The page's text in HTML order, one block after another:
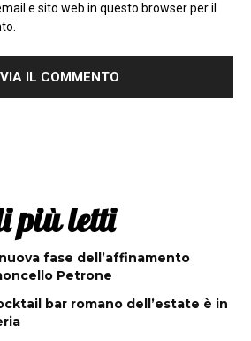
e sito web in questo browser per il
più letti
fase dell’affinamento
Petrone
bar romano dell’estate è in